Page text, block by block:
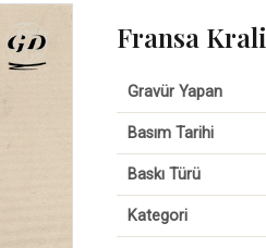
Fransa
Gravür Yapan
Basım Tarihi
Baskı Türü
Kategori